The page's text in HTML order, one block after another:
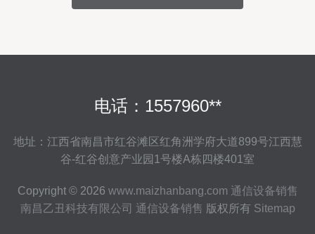
电话：1557960**
地址：江西省南昌市红谷滩区红角洲学府大道899号江西慧
谷-红谷创意产业园1号楼A栋四楼401室
Copyright © 2026 www.maizhanbang.com 通信设备销售
南昌乙丑科技有限公司 通信设备销售 版权所有 Sitemap